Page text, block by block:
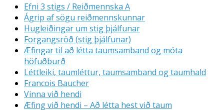
Efni 3 stigs / Reiðmennska A
Ágrip af sögu reiðmennskunnar
Hugleiðingar um stig þjálfunar
Forgangsröð (stig þjálfunar)
Æfingar til að létta taumsamband og móta
höfuðburð
Léttleiki, taumléttur, taumsamband og taumhald
Francois Baucher
Vinna við hendi
Æfing við hendi – Að létta hest við taum